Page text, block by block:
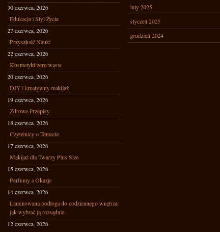
30 czerwca, 2026
Edukacja i Styl Życia
27 czerwca, 2026
Przyszłość Nauki
22 czerwca, 2026
Kosmetyki zero waste
20 czerwca, 2026
DIY i kreatywny makijaż
19 czerwca, 2026
Zdrowe Przepisy
18 czerwca, 2026
Czytelnicy o Temacie
17 czerwca, 2026
Makijaż dla Twarzy Plus Size
15 czerwca, 2026
Perfumy a Okazje
14 czerwca, 2026
Laminowana podłoga do codziennego wnętrza:
jak wybrać ją rozsądnie
12 czerwca, 2026
luty 2025
styczeń 2025
grudzień 2024